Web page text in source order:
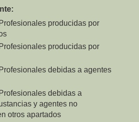
producidas por
producidas por
debidas a agentes
debidas a
y agentes no
otros apartados